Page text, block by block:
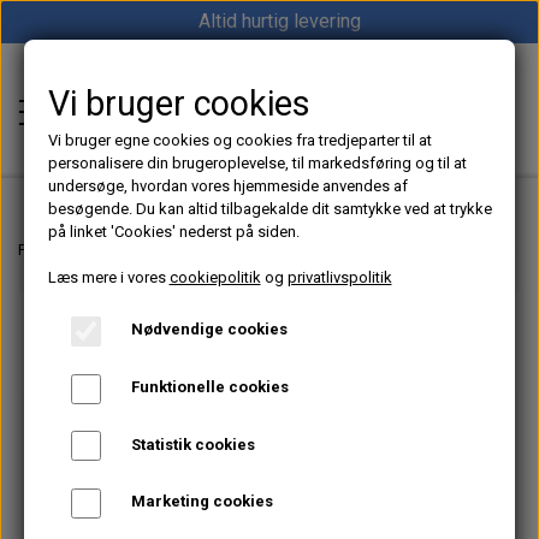
Altid hurtig levering
Shop12volt
Hjem
Autoterm dieselfyr
1852 Diesel Bådvarmer
Strøm
Vind/Sol
Forside
Vi bruger cookies
Vi bruger egne cookies og cookies fra tredjeparter til at
personalisere din brugeroplevelse, til markedsføring og til at
undersøge, hvordan vores hjemmeside anvendes af
besøgende. Du kan altid tilbagekalde dit samtykke ved at trykke
på linket 'Cookies' nederst på siden.
Læs mere i vores cookiepolitikog privatlivspolitik
Nødvendige cookies
Funktionelle cookies
Statistik cookies
Marketing cookies